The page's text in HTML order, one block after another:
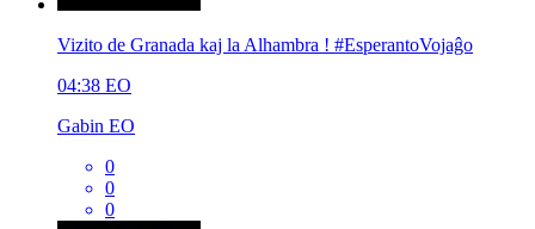
Vizito de Granada kaj la Alhambra ! #EsperantoVojaĝo
04:38 EO
Gabin EO
0
0
0